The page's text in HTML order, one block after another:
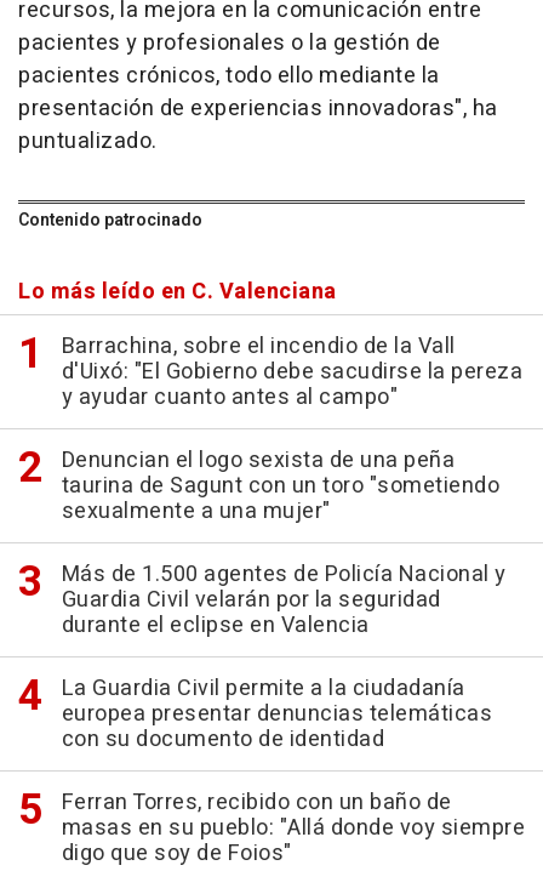
recursos, la mejora en la comunicación entre
pacientes y profesionales o la gestión de
pacientes crónicos, todo ello mediante la
presentación de experiencias innovadoras", ha
puntualizado.
Contenido patrocinado
Lo más leído en C. Valenciana
Barrachina, sobre el incendio de la Vall
d'Uixó: "El Gobierno debe sacudirse la pereza
y ayudar cuanto antes al campo"
Denuncian el logo sexista de una peña
taurina de Sagunt con un toro "sometiendo
sexualmente a una mujer"
Más de 1.500 agentes de Policía Nacional y
Guardia Civil velarán por la seguridad
durante el eclipse en Valencia
La Guardia Civil permite a la ciudadanía
europea presentar denuncias telemáticas
con su documento de identidad
Ferran Torres, recibido con un baño de
masas en su pueblo: "Allá donde voy siempre
digo que soy de Foios"